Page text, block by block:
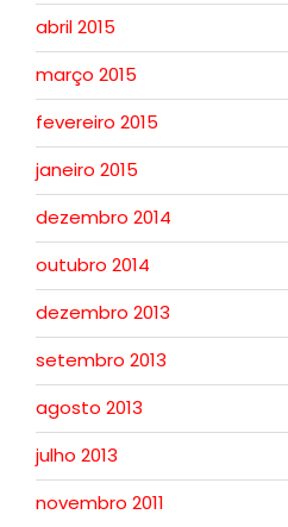
abril 2015
março 2015
fevereiro 2015
janeiro 2015
dezembro 2014
outubro 2014
dezembro 2013
setembro 2013
agosto 2013
julho 2013
novembro 2011